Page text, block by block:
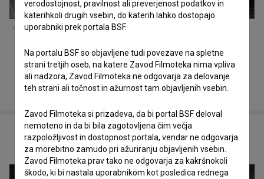
Arhivsko gradivo uporabljeno v
POVEZANO
verodostojnost, pravilnost ali preverjenost podatkov in
katerihkoli drugih vsebin, do katerih lahko dostopajo
uporabniki prek portala BSF.
Na portalu BSF so objavljene tudi povezave na spletne
strani tretjih oseb, na katere Zavod Filmoteka nima vpliva
ali nadzora, Zavod Filmoteka ne odgovarja za delovanje
teh strani ali točnost in ažurnost tam objavljenih vsebin.
Zavod Filmoteka si prizadeva, da bi portal BSF deloval
nemoteno in da bi bila zagotovljena čim večja
razpoložljivost in dostopnost portala, vendar ne odgovarja
za morebitno zamudo pri ažuriranju objavljenih vsebin.
Zavod Filmoteka prav tako ne odgovarja za kakršnokoli
škodo, ki bi nastala uporabnikom kot posledica rednega